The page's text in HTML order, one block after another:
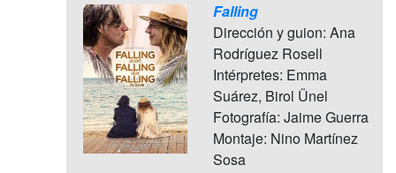
Falling
Dirección y guion: Ana
Rodríguez Rosell
Intérpretes: Emma
Suárez, Birol Ünel
Fotografía: Jaime Guerra
Montaje: Nino Martínez
Sosa